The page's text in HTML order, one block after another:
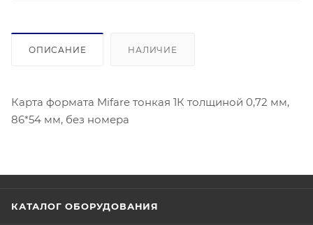
ОПИСАНИЕ НАЛИЧИЕ
Карта формата Mifare тонкая 1К толщиной 0,72 мм,
86*54 мм, без номера
КАТАЛОГ ОБОРУДОВАНИЯ